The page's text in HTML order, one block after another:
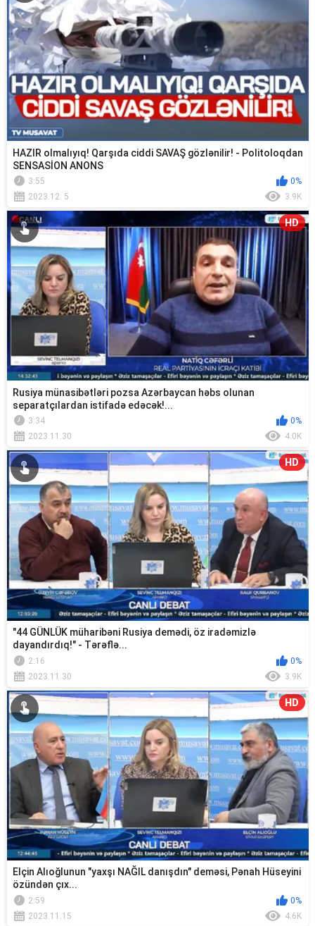
HAZIR olmalıyıq! Qarşıda ciddi SAVAŞ gözlənilir! - Politoloqdan
SENSASİON ANONS
3:55
0%
2023.12. 5
3.9K
HD
Rusiya münasibətləri pozsa Azərbaycan həbs olunan
separatçılardan istifadə edəcək!...
3:34
0%
2023.11.30
4.0K
HD
"44 GÜNLÜK müharibəni Rusiya demədi, öz iradəmizlə
dayandırdıq!" - Tərəflə...
2:16
0%
2023.11.30
3.9K
HD
Elçin Alıoğlunun "yaxşı NAĞIL danışdın" deməsi, Pənah Hüseyini
özündən çıx...
2:59
0%
2023.11.15
4.6K